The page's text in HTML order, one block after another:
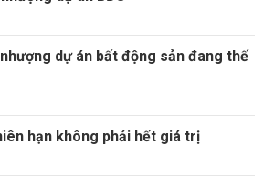
dự án bất động sản đang thế
hạn không phải hết giá trị